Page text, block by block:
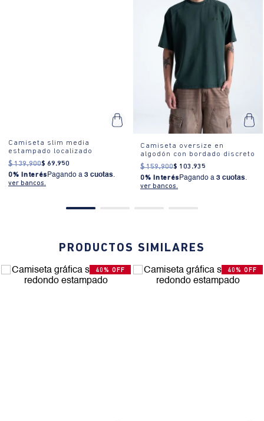
Camiseta slim media
estampado localizado
$ 139.900$ 69.950
0% Interés Pagando a 3 cuotas.
ver bancos.
Camiseta oversize en
algodón con bordado discreto
$ 159.900$ 103 .935
0% Interés Pagando a 3 cuotas.
ver bancos.
PRODUCTOS SIMILARES
40% OFF 40% OFF